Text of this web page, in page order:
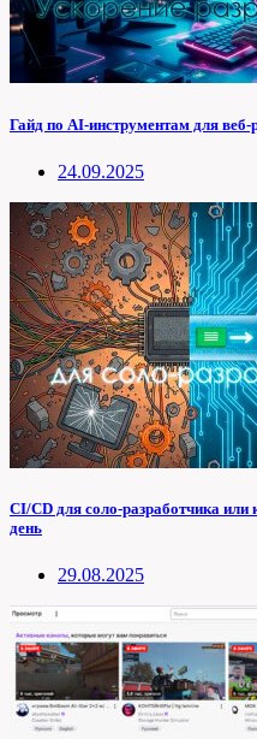
Гайд по AI-инструментам для веб-
24.09.2025
CI/CD для соло-разработчика или
день
29.08.2025